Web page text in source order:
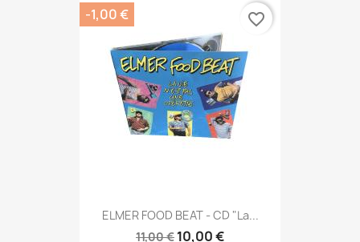
ELMER FOOD BEAT - CD "La...
11,00 € 10,00 €
-1,00 € favorite_border